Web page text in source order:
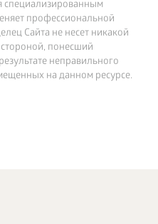
специализированным
профессиональной
Сайта не несет никакой
стороной, понесший
неправильного
на данном ресурсе.